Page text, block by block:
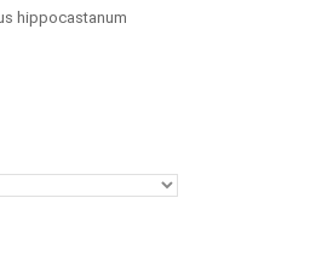
hippocastanum